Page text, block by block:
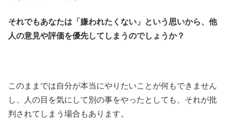
それでもあなたは「嫌われたくない」という思いから、他
人の意見や評価を優先してしまうのでしょうか？
このままでは自分が本当にやりたいことが何もできません
し、人の目を気にして別の事をやったとしても、それが批
判されてしまう場合もあります。